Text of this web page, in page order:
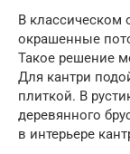
В классическом
окрашенные
Такое решение
Для кантри
плиткой. В
деревянного
в интерьере